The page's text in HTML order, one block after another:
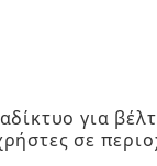
για
σε